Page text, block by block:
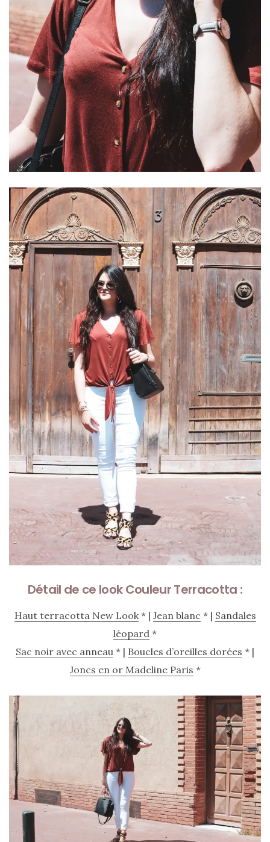
Détail de ce look Couleur Terracotta :
Haut terracotta New Look* | Jean blanc * | Sandales
léopard *
Sac noir avec anneau * | Boucles d’oreilles dorées * |
Joncs en or Madeline Paris *